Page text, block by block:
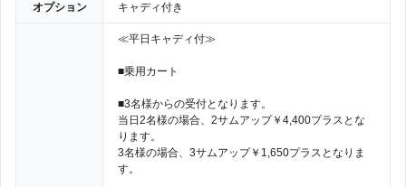
オプション キャディ付き
≪平日キャディ付≫
■乗用カート
■3名様からの受付となります。
当日2名様の場合、2サムアップ￥4,400プラスとな
ります。
3名様の場合、3サムアップ￥1,650プラスとなりま
す。